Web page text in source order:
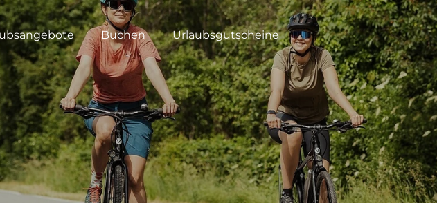
Buchen Urlaubsgutscheine